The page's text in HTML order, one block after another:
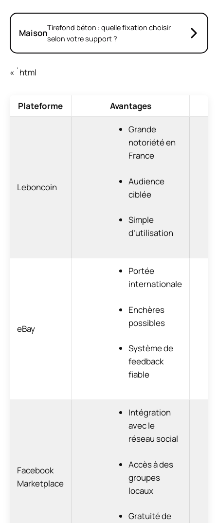
MaisonTirefond béton : quelle fixation choisir
selon votre support ?
« `html
Plateforme Avantages
Leboncoin
Grande
notoriété en
France
Audience
ciblée
Simple
d’utilisation
eBay
Portée
internationale
Enchères
possibles
Système de
feedback
fiable
Facebook
Marketplace
Intégration
avec le
réseau social
Accès à des
groupes
locaux
Gratuité de